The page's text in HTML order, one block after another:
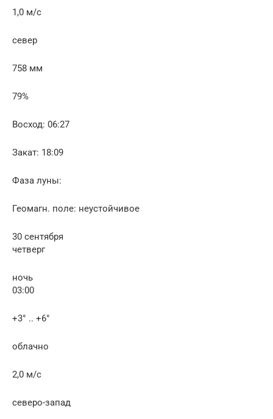
1,0 м/с
север
758 мм
79%
Восход: 06:27
Закат: 18:09
Фаза луны:
Геомагн. поле: неустойчивое
30 сентября
четверг
ночь
03:00
+3° .. +6°
облачно
2,0 м/с
северо-запад